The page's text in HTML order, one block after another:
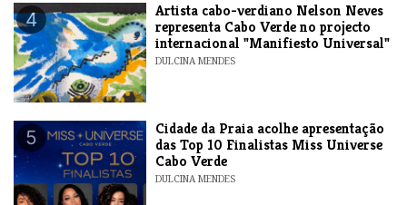
4
​Artista cabo-verdiano Nelson Neves
representa Cabo Verde no projecto
internacional "Manifiesto Universal"
DULCINA MENDES
5
​Cidade da Praia acolhe apresentação
das Top 10 Finalistas Miss Universe
Cabo Verde
DULCINA MENDES